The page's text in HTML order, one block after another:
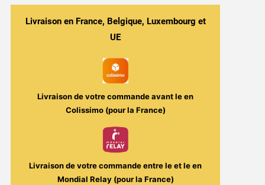
Explosive
Melon
Arômes
Livraison en France, Belgique, Luxembourg et
UE
Livraison de votre commande avant leen
Colissimo (pour la France)
Livraison de votre commande entre leet leen
Mondial Relay (pour la France)